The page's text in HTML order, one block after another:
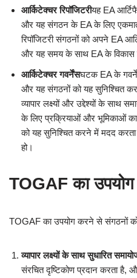
आर्किटेक्चर रिपॉजिटरीयह EA
और यह संगठन के EA के लिए
रिपॉजिटरी संगठनों को अपने EA
और यह समय के साथ EA के विकास
आर्किटेक्चर गवर्नेंसघटक EA के
और यह संगठनों को यह सुनिश्चित
व्यापार लक्ष्यों और उद्देश्यों के साथ
के लिए प्रक्रियाओं और भूमिकाओं
को यह सुनिश्चित करने में मदद
हो।
TOGAF का
TOGAF का उपयोग करने से संगठनों
व्यापार लक्ष्यों के साथ सुधारित
संरचित दृष्टिकोण प्रदान करता है,